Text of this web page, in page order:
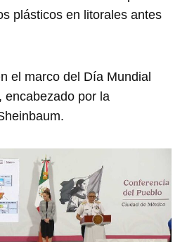
plásticos en litorales antes
el marco del Día Mundial
encabezado por la